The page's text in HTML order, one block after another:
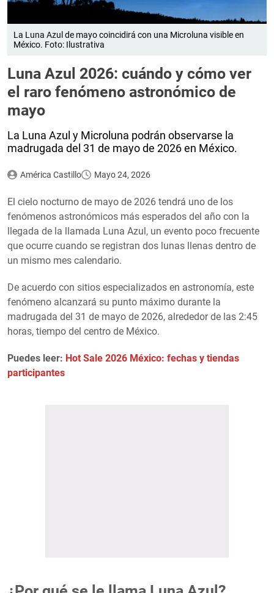
La Luna Azul de mayo coincidirá con una Microluna visible en
México. Foto: Ilustrativa
Luna Azul 2026: cuándo y cómo ver
el raro fenómeno astronómico de
mayo
La Luna Azul y Microluna podrán observarse la
madrugada del 31 de mayo de 2026 en México.
América Castillo Mayo 24, 2026
El cielo nocturno de mayo de 2026 tendrá uno de los
fenómenos astronómicos más esperados del año con la
llegada de la llamada Luna Azul, un evento poco frecuente
que ocurre cuando se registran dos lunas llenas dentro de
un mismo mes calendario.
De acuerdo con sitios especializados en astronomía, este
fenómeno alcanzará su punto máximo durante la
madrugada del 31 de mayo de 2026, alrededor de las 2:45
horas, tiempo del centro de México.
Puedes leer: Hot Sale 2026 México: fechas y tiendas
participantes